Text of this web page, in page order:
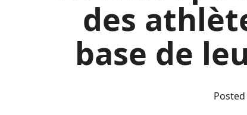
des
base de